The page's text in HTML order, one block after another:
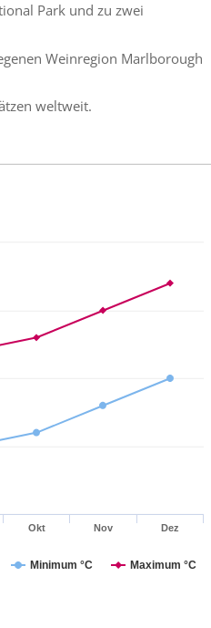
Park und zu zwei
Weinregion Marlborough
weltweit.
Minimum °C Maximum °C
Okt Nov Dez